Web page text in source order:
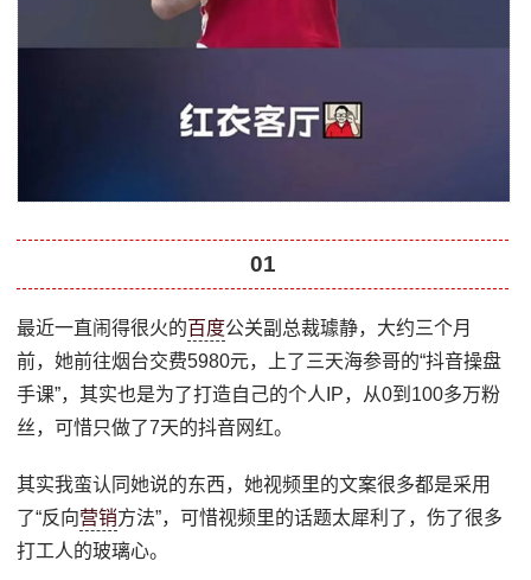
01
最近一直闹得很火的百度公关副总裁璩静，大约三个月
前，她前往烟台交费5980元，上了三天海参哥的“抖音操盘
手课”，其实也是为了打造自己的个人IP，从0到100多万粉
丝，可惜只做了7天的抖音网红。
其实我蛮认同她说的东西，她视频里的文案很多都是采用
了“反向营销方法”，可惜视频里的话题太犀利了，伤了很多
打工人的玻璃心。